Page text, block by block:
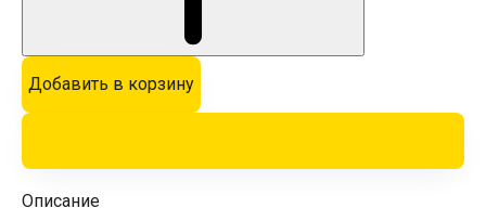
Добавить в корзину
Описание